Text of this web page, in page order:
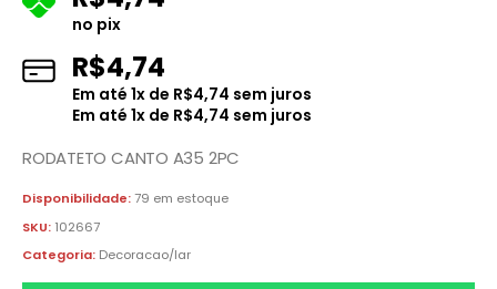
no pix
R$4,74
Em até 1x de R$4,74 sem juros
Em até 1x de R$4,74 sem juros
RODATETO CANTO A35 2PC
Disponibilidade:79 em estoque
SKU: 102667
Categoria: Decoracao/lar